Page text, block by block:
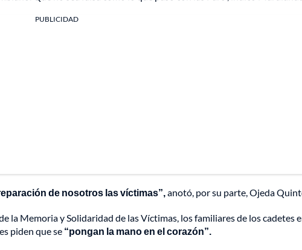
PUBLICIDAD
de nosotros las víctimas”,anotó, por su parte, Ojeda
la Memoria y Solidaridad de las Víctimas, los familiares de los cadetes
piden que se “pongan la mano en el corazón”.